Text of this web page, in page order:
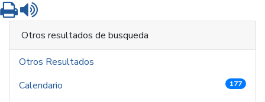
Imprimir
Otros resultados de busqueda
Otros Resultados
Calendario
177